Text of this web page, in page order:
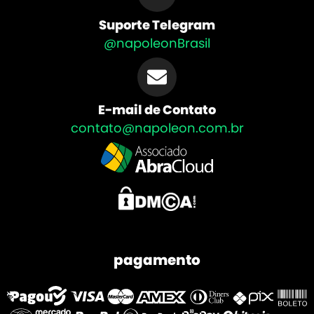
Suporte Telegram
@napoleonBrasil
E-mail de Contato
contato@napoleon.com.br
pagamento